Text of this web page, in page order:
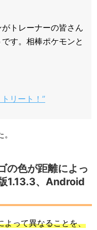
トレーナーの皆さん
す。相棒ポケモンと
リート！”
の色が距離によっ
1.13.3、Android
よって異なることを、